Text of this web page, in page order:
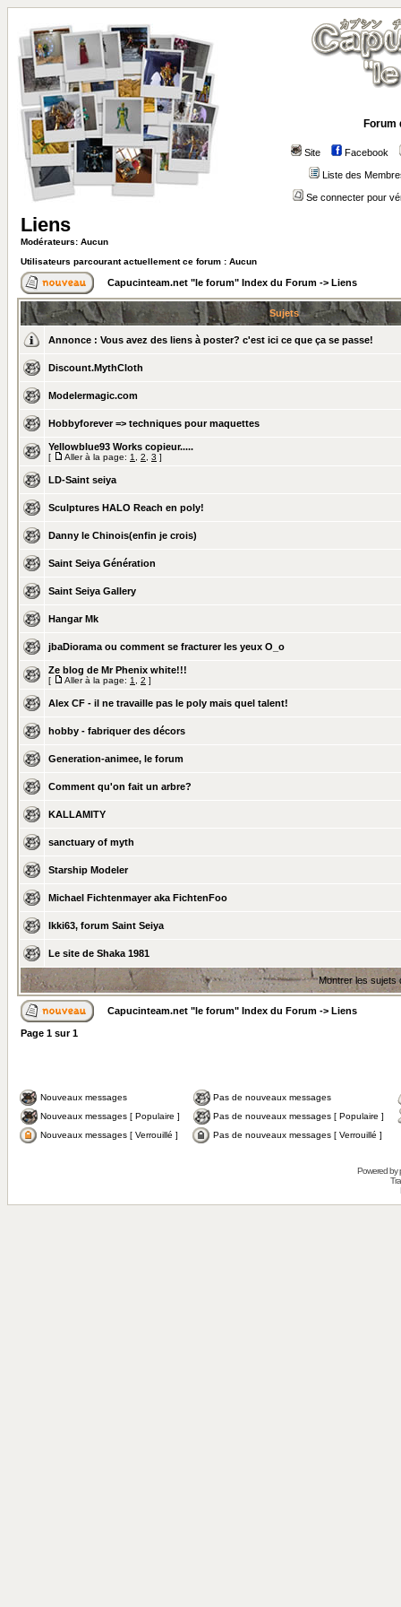
Forum
Site Facebook
Liste des
Se connecter pour
Liens
Modérateurs: Aucun
Utilisateurs parcourant actuellement ce forum : Aucun
Capucinteam.net "le forum" Index du Forum -> Liens
Sujets
Annonce : Vous avez des liens à poster? c'est ici ce que ça se passe!
Discount.MythCloth
Modelermagic.com
Hobbyforever => techniques pour maquettes
Yellowblue93 Works copieur.....
[ Aller à la page: 1 2 3 ]
LD-Saint seiya
Sculptures HALO Reach en poly!
Danny le Chinois(enfin je crois)
Saint Seiya Génération
Saint Seiya Gallery
Hangar Mk
jbaDiorama ou comment se fracturer les yeux O_o
Ze blog de Mr Phenix white!!!
[ Aller à la page: 1 2 ]
Alex CF - il ne travaille pas le poly mais quel talent!
hobby - fabriquer des décors
Generation-animee, le forum
Comment qu'on fait un arbre?
KALLAMITY
sanctuary of myth
Starship Modeler
Michael Fichtenmayer aka FichtenFoo
Ikki63, forum Saint Seiya
Le site de Shaka 1981
Montrer les sujets
Capucinteam.net "le forum" Index du Forum -> Liens
Page 1 sur1
Nouveaux messages
Pas de nouveaux messages
Nouveaux messages [ Populaire ]
Pas de nouveaux messages [ Populaire ]
Nouveaux messages [ Verrouillé ]
Pas de nouveaux messages [ Verrouillé ]
Powered by